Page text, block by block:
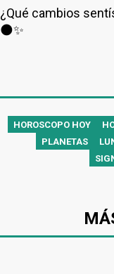
¿Qué cambios
🌑✨
HOROSCOPO HOY
PLANETAS